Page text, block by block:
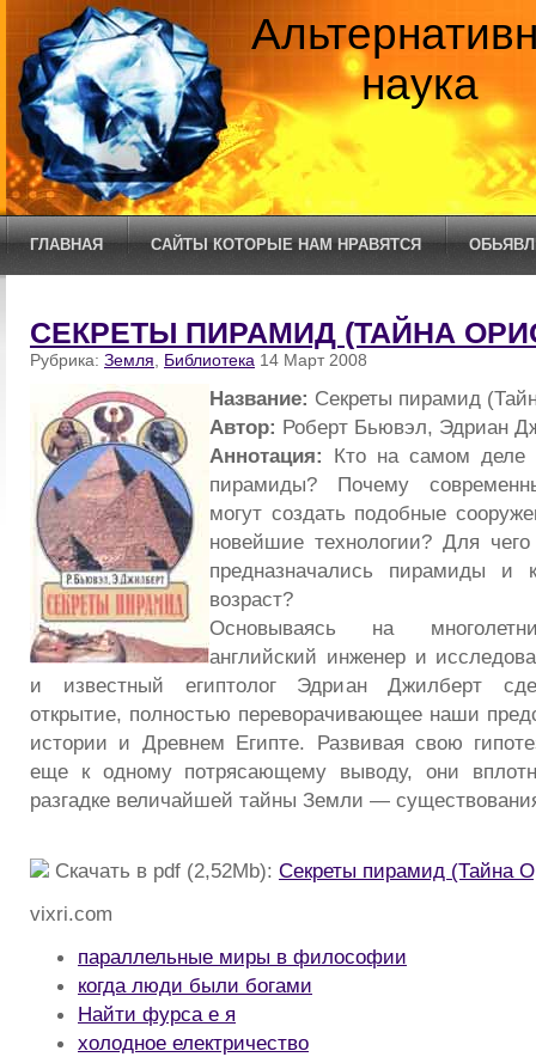
наука
ГЛАВНАЯ САЙТЫ КОТОРЫЕ НАМ НРАВЯТСЯ
СЕКРЕТЫ ПИРАМИД (ТАЙНА
Рубрика: Земля Библиотека 14 Март 2008
Название: Секреты пирамид
Автор: Роберт Бьювэл, Эдриан
Аннотация: Кто на самом деле
пирамиды? Почему
могут создать подобные
новейшие технологии? Для
предназначались пирамиды и
возраст?
Основываясь на
английский инженер и
и известный египтолог Эдриан Джилберт
открытие, полностью переворачивающее наши
истории и Древнем Египте. Развивая свою
еще к одному потрясающему выводу, они
разгадке величайшей тайны Земли —
Скачать в pdf (2,52Mb): Секреты пирамид (Тайна
vixri.com
параллельные миры в философии
когда люди были богами
Найти фурса е я
холодное електричество